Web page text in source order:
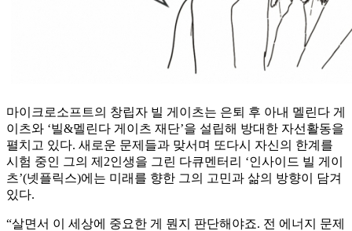
마이크로소프트의 창립자 빌 게이츠는 은퇴 후 아내 멜린다 게
이츠와 ‘빌&멜린다 게이츠 재단’을 설립해 방대한 자선활동을
펼치고 있다. 새로운 문제들과 맞서며 또다시 자신의 한계를
시험 중인 그의 제2인생을 그린 다큐멘터리 ‘인사이드 빌 게이
츠’(넷플릭스)에는 미래를 향한 그의 고민과 삶의 방향이 담겨
있다.
“살면서 이 세상에 중요한 게 뭔지 판단해야죠. 전 에너지 문제